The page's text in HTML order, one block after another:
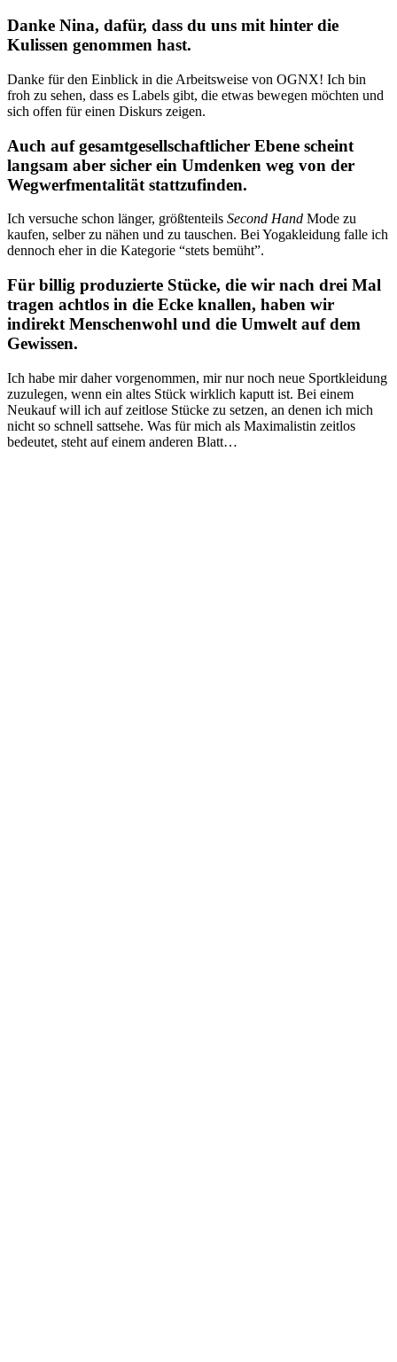
Danke Nina, dafür, dass du uns mit hinter die
Kulissen genommen hast.
Danke für den Einblick in die Arbeitsweise von OGNX! Ich bin
froh zu sehen, dass es Labels gibt, die etwas bewegen möchten und
sich offen für einen Diskurs zeigen.
Auch auf gesamtgesellschaftlicher Ebene scheint
langsam aber sicher ein Umdenken weg von der
Wegwerfmentalität stattzufinden.
Ich versuche schon länger, größtenteils Second Hand Mode zu
kaufen, selber zu nähen und zu tauschen. Bei Yogakleidung falle ich
dennoch eher in die Kategorie “stets bemüht”.
Für billig produzierte Stücke, die wir nach drei Mal
tragen achtlos in die Ecke knallen, haben wir
indirekt Menschenwohl und die Umwelt auf dem
Gewissen.
Ich habe mir daher vorgenommen, mir nur noch neue Sportkleidung
zuzulegen, wenn ein altes Stück wirklich kaputt ist. Bei einem
Neukauf will ich auf zeitlose Stücke zu setzen, an denen ich mich
nicht so schnell sattsehe. Was für mich als Maximalistin zeitlos
bedeutet, steht auf einem anderen Blatt…